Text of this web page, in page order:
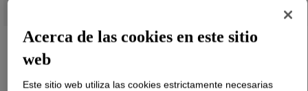
Acerca de las cookies en este sitio
web
Este sitio web utiliza las cookies estrictamente necesarias